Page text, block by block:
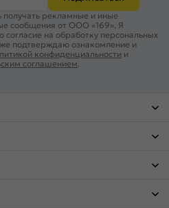
получать рекламные и иные
сообщения от ООО «169». Я
согласие на обработку персональных
подтверждаю ознакомление и
конфиденциальности и
соглашением